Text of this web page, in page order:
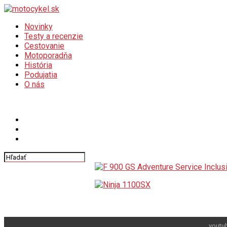
Novinky
Testy a recenzie
Cestovanie
Motoporadňa
História
Podujatia
O nás